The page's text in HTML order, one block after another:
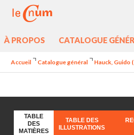
À PROPOS CATALOGUE
Accueil Catalogue général Hauck, Guido
TABLE
DES
MATIÈRES
TABLE DES
ILLUSTRATIONS